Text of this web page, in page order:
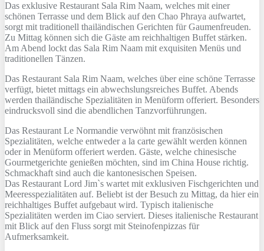
Das exklusive Restaurant Sala Rim Naam, welches mit einer
schönen Terrasse und dem Blick auf den Chao Phraya aufwartet,
sorgt mit traditionell thailändischen Gerichten für Gaumenfreuden.
Zu Mittag können sich die Gäste am reichhaltigen Buffet stärken.
Am Abend lockt das Sala Rim Naam mit exquisiten Menüs und
traditionellen Tänzen.
Das Restaurant Sala Rim Naam, welches über eine schöne Terrasse
verfügt, bietet mittags ein abwechslungsreiches Buffet. Abends
werden thailändische Spezialitäten in Menüform offeriert. Besonders
eindrucksvoll sind die abendlichen Tanzvorführungen.
Das Restaurant Le Normandie verwöhnt mit französischen
Spezialitäten, welche entweder a la carte gewählt werden können
oder in Menüform offeriert werden. Gäste, welche chinesische
Gourmetgerichte genießen möchten, sind im China House richtig.
Schmackhaft sind auch die kantonesischen Speisen.
Das Restaurant Lord Jim`s wartet mit exklusiven Fischgerichten und
Meeresspezialitäten auf. Beliebt ist der Besuch zu Mittag, da hier ein
reichhaltiges Buffet aufgebaut wird. Typisch italienische
Spezialitäten werden im Ciao serviert. Dieses italienische Restaurant
mit Blick auf den Fluss sorgt mit Steinofenpizzas für
Aufmerksamkeit.